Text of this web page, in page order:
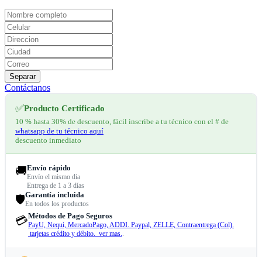
Separar
Contáctanos
✅Producto Certificado
10 % hasta 30% de descuento, fácil inscribe a tu técnico con el # de
whatsapp de tu técnico aquí
descuento inmediato
🚚Envío rápido
Envío el mismo dia
Entrega de 1 a 3 días
🛡️Garantía incluida
En todos los productos
💳Métodos de Pago Seguros
PayU, Nequi, MercadoPago, ADDI. Paypal, ZELLE, Contraentrega (Col).
tarjetas crédito y débito. ver mas..